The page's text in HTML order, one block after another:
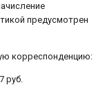
предусмотрен
корреспонденцию:
руб.